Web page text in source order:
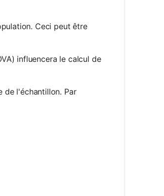
Ceci peut être
influencera le calcul de
de l'échantillon. Par
(z_{\alpha/2} +